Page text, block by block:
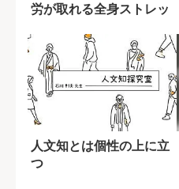
労が取れる全身ストレッ
人文知とは個性の上に立
つ